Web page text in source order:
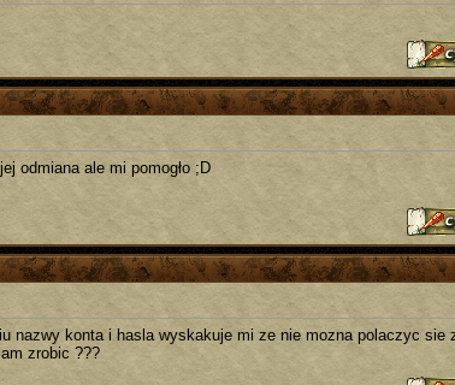
odmiana ale mi pomogło ;D
nazwy konta i hasla wyskakuje mi ze nie mozna polaczyc sie
zrobic ???